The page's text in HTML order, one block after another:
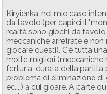
Kiryienka, nel mio caso
da tavolo (per capirci il
realtà sono giochi da
meccaniche arretrate e
giocare questi). C'è tutta
molto migliori (meccaniche
fortuna, durata della partita
problema di eliminazione
ec....) a cui gioare. A parte